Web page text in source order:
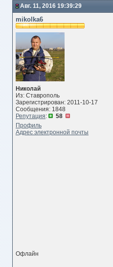
Авг. 11, 2016 19:39:29
mikolka6
Николай
Из: Ставрополь
Зарегистрирован: 2011-10-17
Сообщения: 1848
Репутация:
58
Профиль
Адрес электронной почты
Офлайн